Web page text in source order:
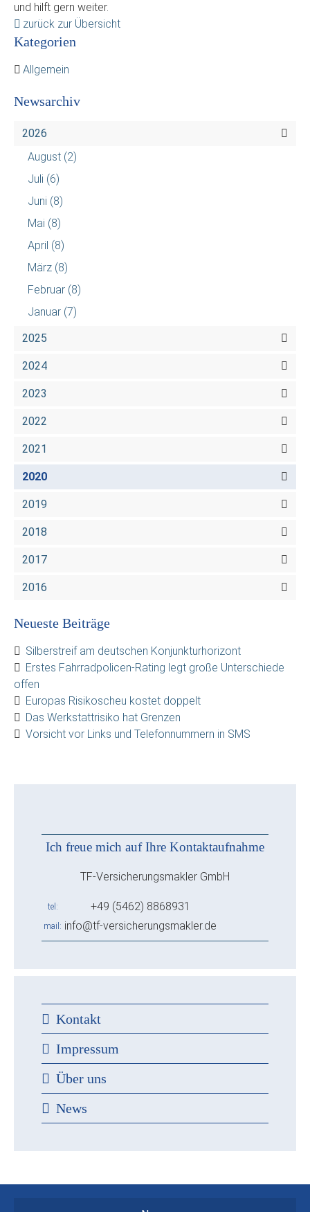
und hilft gern weiter.
zurück zur Übersicht
Kategorien
Allgemein
Newsarchiv
2026
August (2)
Juli (6)
Juni (8)
Mai (8)
April (8)
März (8)
Februar (8)
Januar (7)
2025
2024
2023
2022
2021
2020
2019
2018
2017
2016
Neueste Beiträge
Silberstreif am deutschen Konjunkturhorizont
Erstes Fahrradpolicen-Rating legt große Unterschiede
offen
Europas Risikoscheu kostet doppelt
Das Werkstattrisiko hat Grenzen
Vorsicht vor Links und Telefonnummern in SMS
Ich freue mich auf Ihre Kontaktaufnahme
TF-Versicherungsmakler GmbH
tel +49 (5462) 8868931
mail info@tf-versicherungsmakler.de
Kontakt
Impressum
Über uns
News